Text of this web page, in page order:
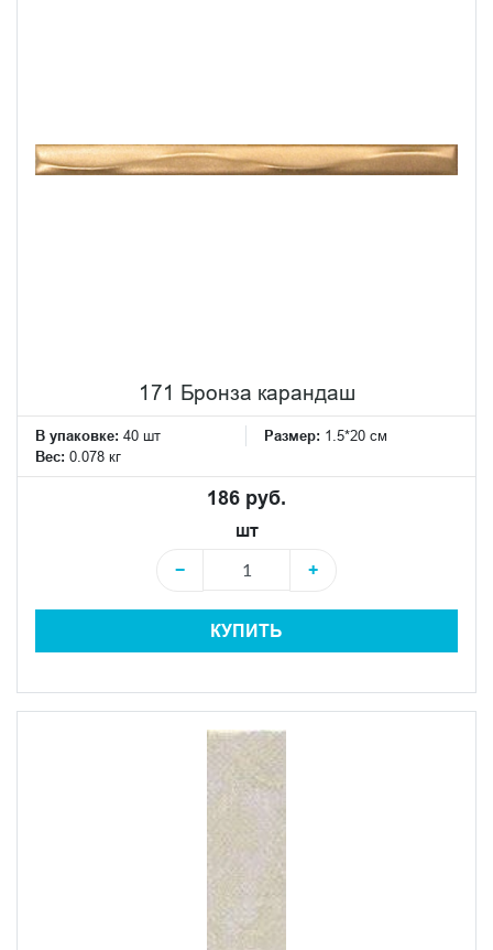
171 Бронза карандаш
В упаковке: 40 шт Размер: 1.5*20 см
Вес: 0.078 кг
186 руб.
шт
−
+
КУПИТЬ